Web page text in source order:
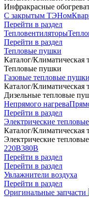
Инфракрасные
С закрытым ТЭНом
Перейти в раздел
Тепловентиляторы
Перейти в раздел
Тепловые пушки
Каталог/Климатическая
Тепловые пушки
Газовые тепловые пушки
Каталог/Климатическая
Дизельные тепловые
Непрямого нагрева
Перейти в раздел
Электрические
Каталог/Климатическая
Электрические
220В380В
Перейти в раздел
Перейти в раздел
Увлажнители воздуха
Перейти в раздел
Оригинальные запчасти